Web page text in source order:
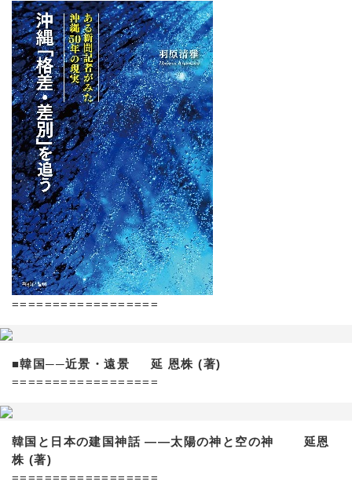
==================
■韓国──近景・遠景 延 恩株 (著)
==================
韓国と日本の建国神話 ——太陽の神と空の神 延恩
株 (著)
==================